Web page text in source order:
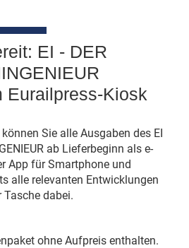
EI - DER
Eurailpress-Kiosk
Sie alle Ausgaben des EI
ab Lieferbeginn als e-
App für Smartphone und
alle relevanten Entwicklungen
Tasche dabei.
ohne Aufpreis enthalten.